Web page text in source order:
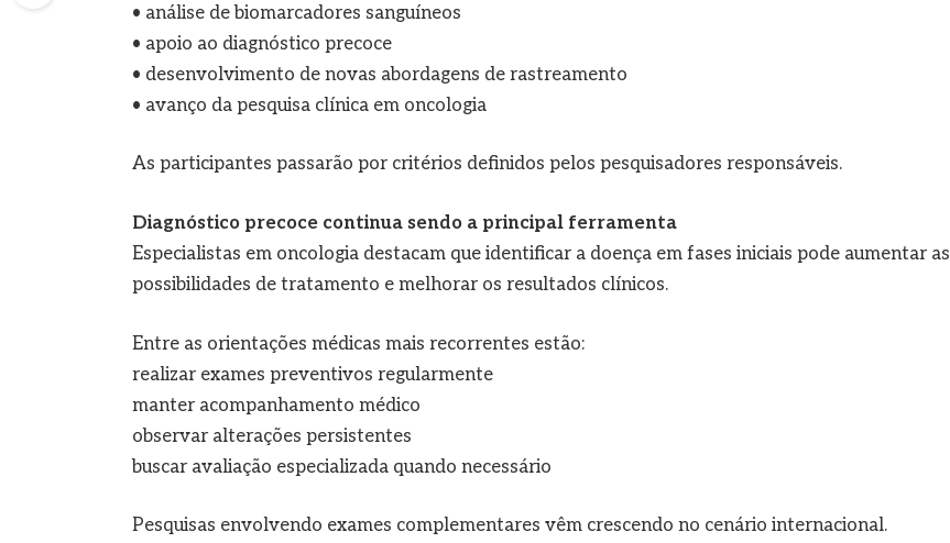
• análise de biomarcadores sanguíneos
• apoio ao diagnóstico precoce
• desenvolvimento de novas abordagens de rastreamento
• avanço da pesquisa clínica em oncologia
As participantes passarão por critérios definidos pelos pesquisadores responsáveis.
Diagnóstico precoce continua sendo a principal ferramenta
Especialistas em oncologia destacam que identificar a doença em fases iniciais pode aumentar as
possibilidades de tratamento e melhorar os resultados clínicos.
Entre as orientações médicas mais recorrentes estão:
realizar exames preventivos regularmente
manter acompanhamento médico
observar alterações persistentes
buscar avaliação especializada quando necessário
Pesquisas envolvendo exames complementares vêm crescendo no cenário internacional.